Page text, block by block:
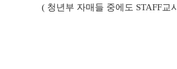
( 청년부 자매들 중에도 STAFF교